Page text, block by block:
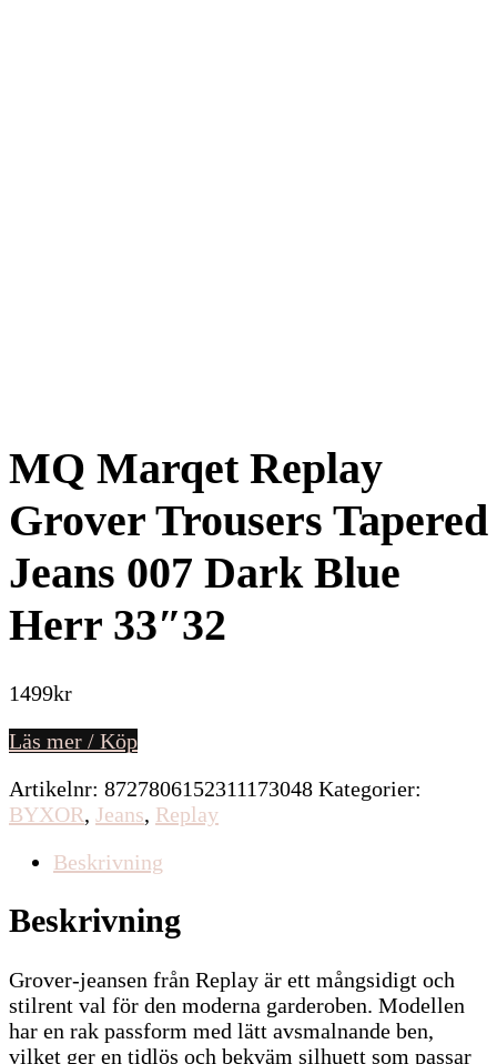
MQ Marqet Replay
Grover Trousers Tapered
Jeans 007 Dark Blue
Herr 33″32
1499kr
Läs mer / Köp
Artikelnr: 8727806152311173048 Kategorier:
BYXOR, Jeans, Replay
Beskrivning
Beskrivning
Grover-jeansen från Replay är ett mångsidigt och
stilrent val för den moderna garderoben. Modellen
har en rak passform med lätt avsmalnande ben,
vilket ger en tidlös och bekväm silhuett som passar